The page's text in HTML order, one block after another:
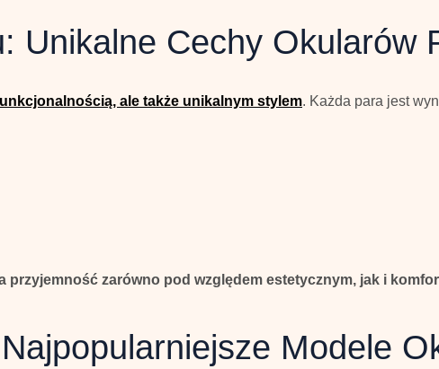
Unikalne Cechy Okularów
ale także unikalnym stylem. Każda para jest
przyjemność zarówno pod względem estetycznym, jak i
Modele